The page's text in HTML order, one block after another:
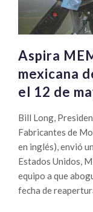
Aspira
mexicana
el 12 de
Bill Long,
Fabricantes de
en inglés), envió
Estados Unidos,
equipo a que
fecha de